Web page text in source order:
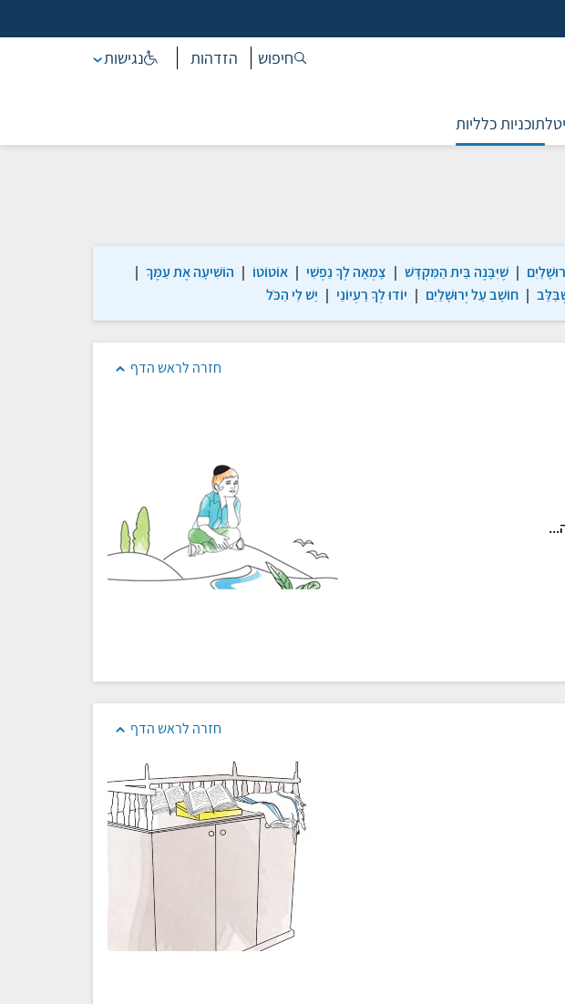
חיפוש הזדהות נגישות
תוכניות כלליות
| שֶׁיִּבָּנֶה בֵּית הַמִּקְדָּשׁ | צָמְאָה לְךָ נַפְשִׁי | אוֹטוֹטוֹ | הוֹשִׁיעָה אֶת עַמֶּךָ |
| חוֹשֵׁב עַל יְרוּשָׁלַיִם | יוֹדוּ לְךָ רַעְיוֹנַי | יֵשׁ לִי הַכֹּל
חזרה לראש הדף
חזרה לראש הדף